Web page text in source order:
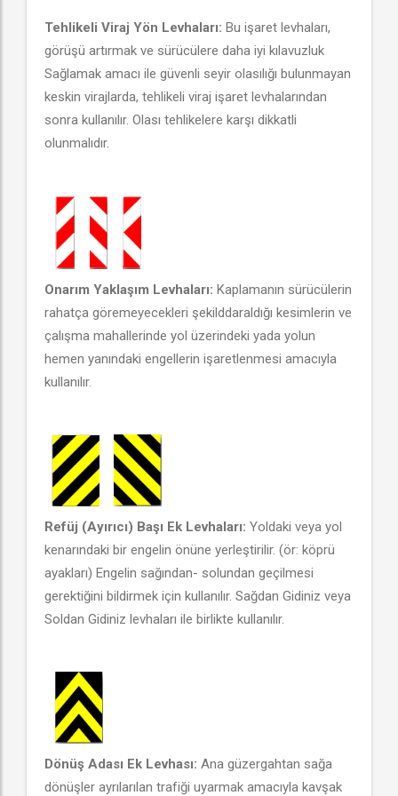
Tehlikeli Viraj Yön Levhaları: Bu işaret levhaları,
görüşü artırmak ve sürücülere daha iyi kılavuzluk
Sağlamak amacı ile güvenli seyir olasılığı bulunmayan
keskin virajlarda, tehlikeli viraj işaret levhalarından
sonra kullanılır. Olası tehlikelere karşı dikkatli
olunmalıdır.
Onarım Yaklaşım Levhaları: Kaplamanın sürücülerin
rahatça göremeyecekleri şekilddaraldığı kesimlerin ve
çalışma mahallerinde yol üzerindeki yada yolun
hemen yanındaki engellerin işaretlenmesi amacıyla
kullanılır.
Refüj (Ayırıcı) Başı Ek Levhaları: Yoldaki veya yol
kenarındaki bir engelin önüne yerleştirilir. (ör: köprü
ayakları) Engelin sağından- solundan geçilmesi
gerektiğini bildirmek için kullanılır. Sağdan Gidiniz veya
Soldan Gidiniz levhaları ile birlikte kullanılır.
Dönüş Adası Ek Levhası: Ana güzergahtan sağa
dönüşler ayrılarılan trafiği uyarmak amacıyla kavşak